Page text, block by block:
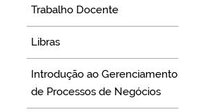
Trabalho Docente
Libras
Introdução ao Gerenciamento
de Processos de Negócios